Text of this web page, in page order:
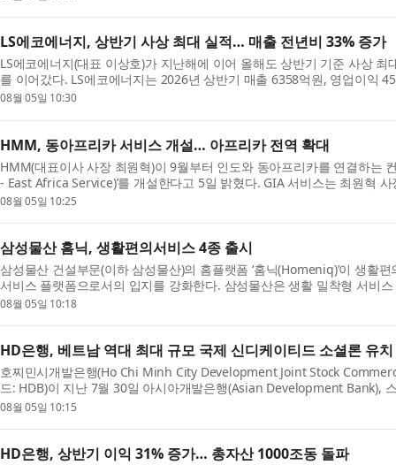
LS에코에너지, 상반기 사상 최대 실적… 매출 전년비 33% 증가
LS에코에너지(대표 이상호)가 지난해에 이어 올해도 상반기 기준 사상
를 이어갔다. LS에코에너지는 2026년 상반기 매출 6358억원, 영업이익
지난해 상반기 대비 각각 32.8%, 16.5% 증가한 수치...
08월 05일 10:30
HMM, 동아프리카 서비스 개설… 아프리카 전역 확대
HMM(대표이사 사장 최원혁)이 9월부터 인도와 동아프리카를 연결하는
- East Africa Service)’를 개설한다고 5일 밝혔다. GIA 서비스는 최원혁
부문 ‘허브 앤 스포크(Hub & Spoke)’ 전략의 두 ...
08월 05일 10:25
삼성물산 홈닉, 생활편의서비스 4종 출시
삼성물산 건설부문(이하 삼성물산)의 홈플랫폼 ‘홈닉(Homeniq)’이 생활
서비스 플랫폼으로서의 입지를 강화한다. 삼성물산은 생활 밀착형 서비스
의류수거·펫케어 서비스를 선보인다고 밝혔다. 홈...
08월 05일 10:18
HD은행, 베트남 역대 최대 규모 국제 신디케이티드 소셜론 유치
호찌민시개발은행(Ho Chi Minh City Development Joint Stock
드: HDB)이 지난 7월 30일 아시아개발은행(Asian Development Bank),
Chartered) 및 기타 국제 금융기관과 7억2100만달러 규모의 국제 신...
08월 05일 10:15
HD은행, 상반기 이익 31% 증가… 총자산 1000조동 돌파